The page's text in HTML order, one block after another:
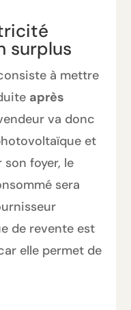
surplus
à mettre
après
va donc
et
son foyer, le
sera
de revente est
elle permet de